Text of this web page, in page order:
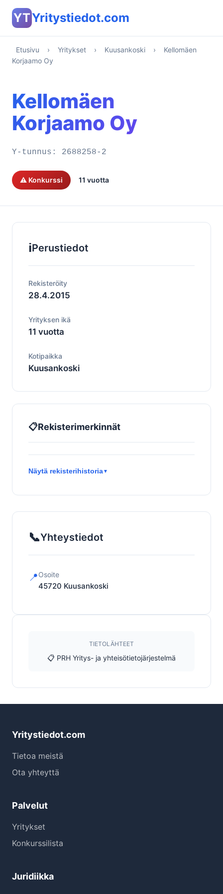
YTYritystiedot.com
Etusivu › Yritykset › Kuusankoski ›
Kellomäen
Korjaamo Oy
Kellomäen
Korjaamo Oy
Y-tunnus: 2688258-2
⚠️ Konkurssi 11 vuotta
ℹ️Perustiedot
Rekisteröity
28.4.2015
Yrityksen ikä
11 vuotta
Kotipaikka
Kuusankoski
📋Rekisterimerkinnät
Näytä rekisterihistoria▼
📞Yhteystiedot
📍Osoite
45720 Kuusankoski
TIETOLÄHTEET
📋 PRH Yritys- ja yhteisötietojärjestelmä
Yritystiedot.com
Tietoa meistä
Ota yhteyttä
Palvelut
Yritykset
Konkurssilista
Juridiikka